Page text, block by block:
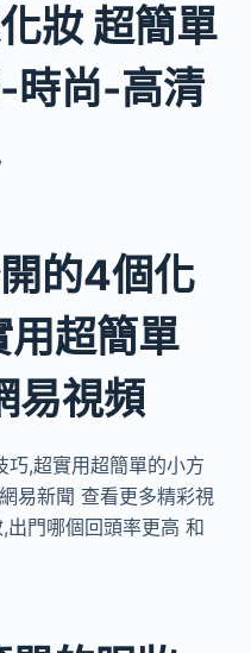
妝 超簡單
時尚-高清
的4個化
超簡單
易視頻
,超實用超簡單的小方
易新聞 查看更多精彩視
門哪個回頭率更高 和